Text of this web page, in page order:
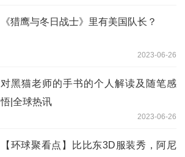
《猎鹰与冬日战士》里有美国队长？
2023-06-26
对黑猫老师的手书的个人解读及随笔感
悟|全球热讯
2023-06-26
【环球聚看点】比比东3D服装秀，阿尼